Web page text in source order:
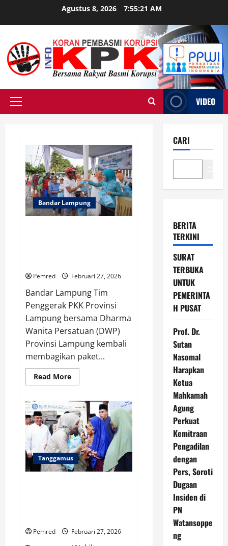
Agustus 8, 2026 7:55:22 AM
Primary
VIDEO
Bandar Lampung
Pemred Februari 27, 2026
Bandar Lampung Tim
Penggerak PKK Provinsi
Lampung bersama Dharma
Wanita Persatuan (DWP)
Provinsi Lampung kembali
membagikan paket...
Read MoreRead
more
Penuh
Kepedulian,
TP
PKK
dan
DWP
Provinsi
Lampung
Kembali
Bagikan
Tanggamus
Pemred Februari 27, 2026
CARI
BERITA
TERKINI
SURAT
TERBUKA
UNTUK
PEMERINTA
H PUSAT
Prof. Dr.
Sutan
Nasomal
Harapkan
Ketua
Mahkamah
Agung
Perkuat
Kemitraan
Pengadilan
dengan
Pers, Soroti
Dugaan
Insiden di
PN
Watansoppe
ng